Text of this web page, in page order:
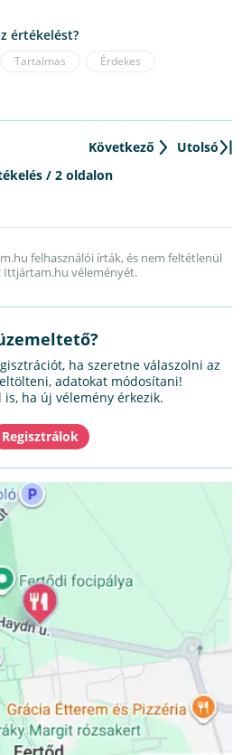
értékelést?
Tartalmas Érdekes
Következő
Utolsó
/ 2 oldalon
felhasználói írták, és nem feltétlenül
Ittjártam.hu véleményét.
ha szeretne válaszolni az
adatokat módosítani!
ha új vélemény érkezik.